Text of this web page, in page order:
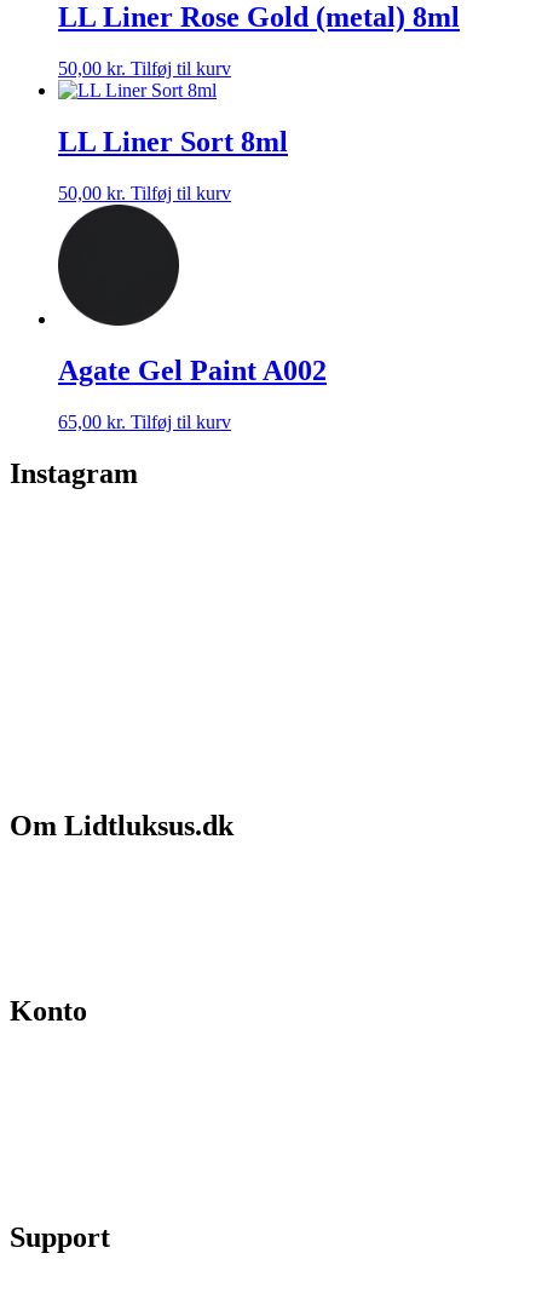
LL Liner Rose Gold (metal) 8ml
50,00 kr. Tilføj til kurv
LL Liner Sort 8ml
50,00 kr. Tilføj til kurv
Agate Gel Paint A002
65,00 kr. Tilføj til kurv
Instagram
Om Lidtluksus.dk
Konto
Support